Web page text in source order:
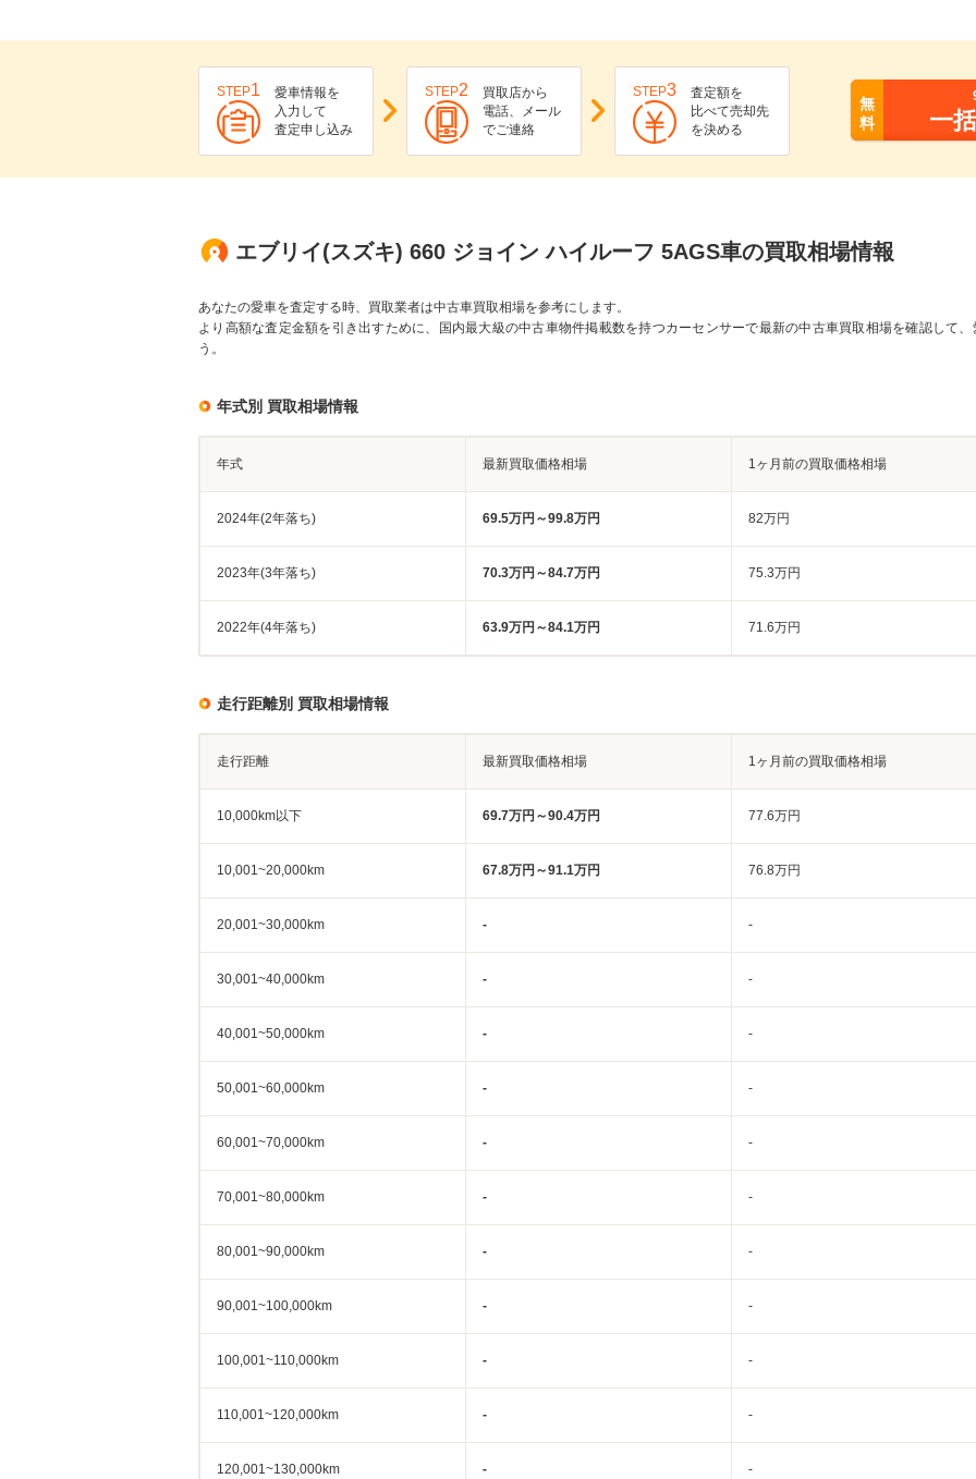
STEP1
愛車情報を
入力して
査定申し込み
STEP2
買取店から
電話、メール
でご連絡
STEP3
査定額を
比べて売却先
を決める
無
料
一
エブリイ(スズキ) 660 ジョイン ハイルーフ 5AGS車の買取相場情報
あなたの愛車を査定する時、買取業者は中古車買取相場を参考にします。
より高額な査定金額を引き出すために、国内最大級の中古車物件掲載数を持つカーセンサーで最新の中古車買取相場を確認して
う。
年式別 買取相場情報
年式 最新買取価格相場 1ヶ月前の買取価格相場
2024年(2年落ち) 69.5万円～99.8万円 82万円
2023年(3年落ち) 70.3万円～84.7万円 75.3万円
2022年(4年落ち) 63.9万円～84.1万円 71.6万円
走行距離別 買取相場情報
走行距離 最新買取価格相場 1ヶ月前の買取価格相場
10,000km以下 69.7万円～90.4万円 77.6万円
10,001~20,000km 67.8万円～91.1万円 76.8万円
20,001~30,000km - -
30,001~40,000km - -
40,001~50,000km - -
50,001~60,000km - -
60,001~70,000km - -
70,001~80,000km - -
80,001~90,000km - -
90,001~100,000km - -
100,001~110,000km - -
110,001~120,000km - -
120,001~130,000km - -